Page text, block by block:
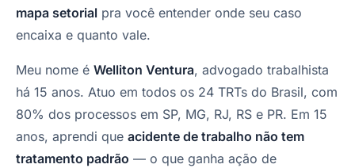
mapa setorial pra você entender onde seu caso
encaixa e quanto vale.
Meu nome é Welliton Ventura, advogado trabalhista
há 15 anos. Atuo em todos os 24 TRTs do Brasil, com
80% dos processos em SP, MG, RJ, RS e PR. Em 15
anos, aprendi que acidente de trabalho não tem
tratamento padrão — o que ganha ação de